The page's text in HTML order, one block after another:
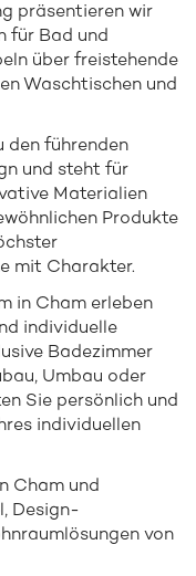
präsentieren wir
für Bad und
über freistehende
Waschtischen und
den führenden
und steht für
Materialien
Produkte
mit Charakter.
in Cham erleben
individuelle
Badezimmer
Umbau oder
Sie persönlich und
individuellen
Cham und
Design-
von